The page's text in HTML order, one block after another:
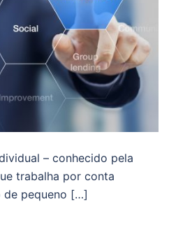
– conhecido pela
trabalha por conta
de pequeno […]